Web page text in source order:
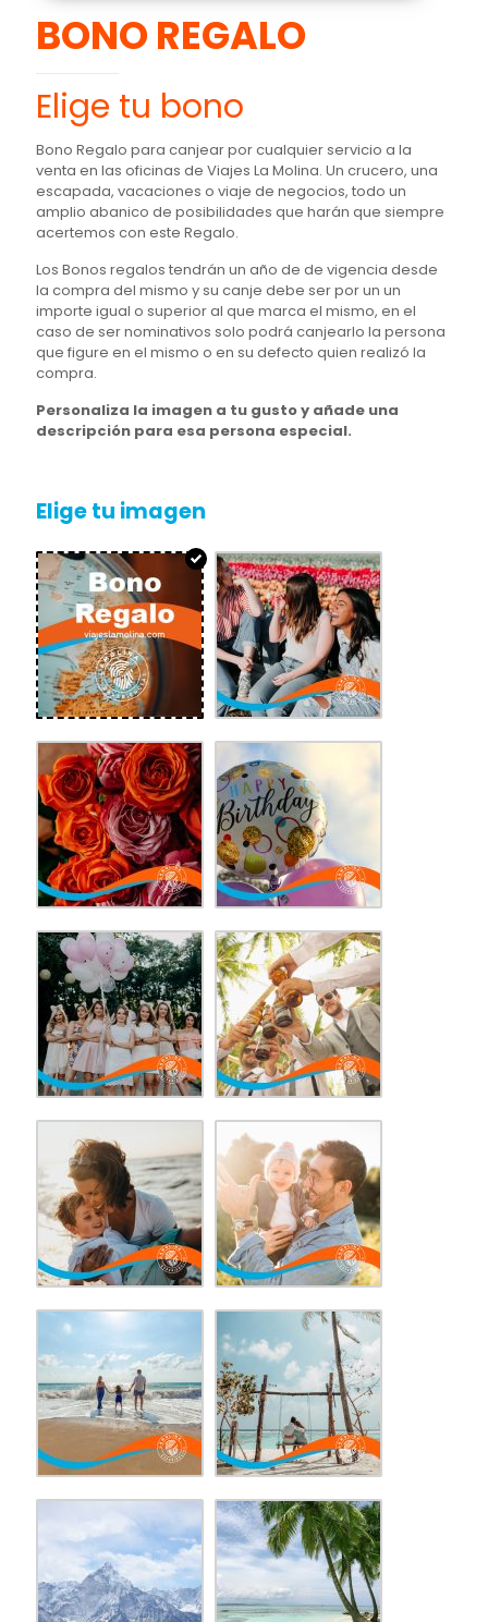
BONO REGALO
Elige tu bono
Bono Regalo para canjear por cualquier servicio a la
venta en las oficinas de Viajes La Molina. Un crucero, una
escapada, vacaciones o viaje de negocios, todo un
amplio abanico de posibilidades que harán que siempre
acertemos con este Regalo.
Los Bonos regalos tendrán un año de de vigencia desde
la compra del mismo y su canje debe ser por un un
importe igual o superior al que marca el mismo, en el
caso de ser nominativos solo podrá canjearlo la persona
que figure en el mismo o en su defecto quien realizó la
compra.
Personaliza la imagen a tu gusto y añade una
descripción para esa persona especial.
Elige tu imagen